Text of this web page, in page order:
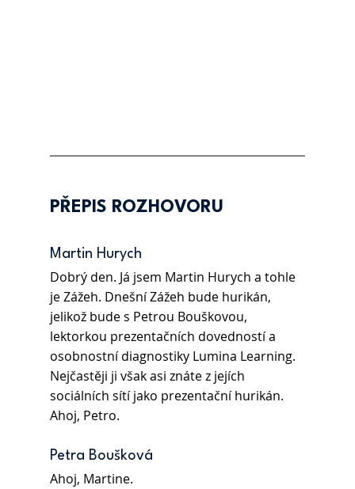
PŘEPIS ROZHOVORU
Martin Hurych
Dobrý den. Já jsem Martin Hurych a tohle
je Zážeh. Dnešní Zážeh bude hurikán,
jelikož bude s Petrou Bouškovou,
lektorkou prezentačních dovedností a
osobnostní diagnostiky Lumina Learning.
Nejčastěji ji však asi znáte z jejích
sociálních sítí jako prezentační hurikán.
Ahoj, Petro.
Petra Boušková
Ahoj, Martine.